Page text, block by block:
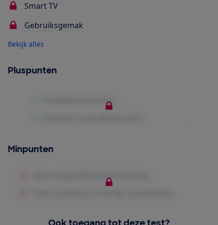
Smart TV
Gebruiksgemak
Bekijk alles
Pluspunten
Minpunten